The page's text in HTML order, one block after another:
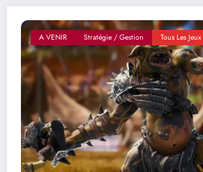
A VENIR Stratégie / Gestion Tous Les